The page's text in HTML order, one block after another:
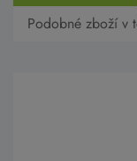
Podobné zboží v